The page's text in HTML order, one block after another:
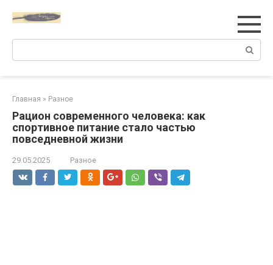
Главная » Разное
Рацион современного человека: как
спортивное питание стало частью
повседневной жизни
29.05.2025 Разное